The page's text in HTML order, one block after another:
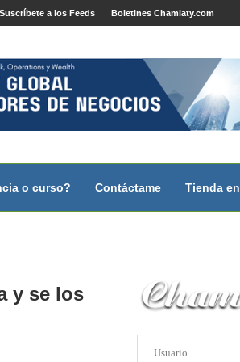
Suscríbete a los Feeds Boletines Chamlaty.com
o curso? Contáctame Tienda en
y se los